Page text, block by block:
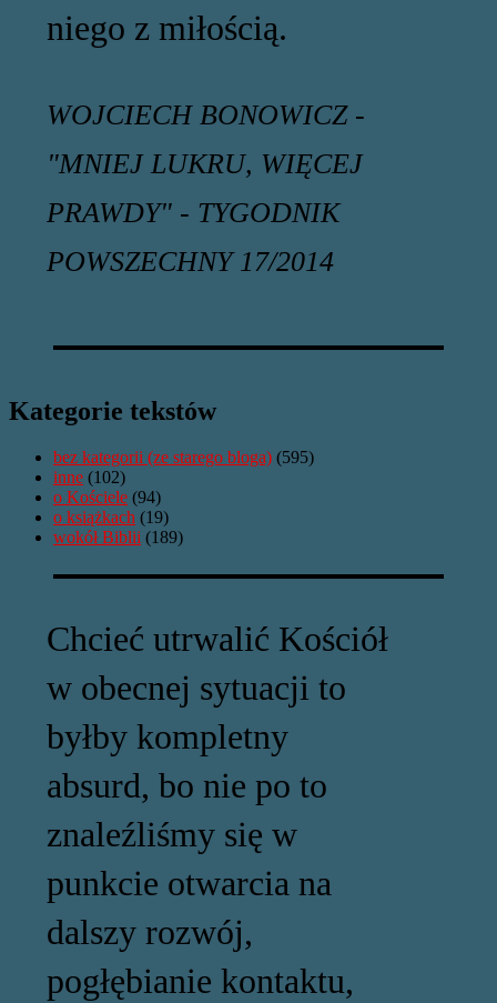
niego z miłością.
WOJCIECH BONOWICZ -
"MNIEJ LUKRU, WIĘCEJ
PRAWDY" - TYGODNIK
POWSZECHNY 17/2014
Kategorie tekstów
bez kategorii (ze starego bloga) (595)
inne (102)
o Kościele (94)
o książkach (19)
wokół Biblii (189)
Chcieć utrwalić Kościół
w obecnej sytuacji to
byłby kompletny
absurd, bo nie po to
znaleźliśmy się w
punkcie otwarcia na
dalszy rozwój,
pogłębianie kontaktu,